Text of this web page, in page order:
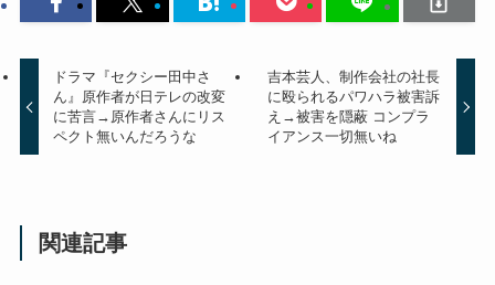
ドラマ『セクシー田中さ
ん』原作者が日テレの改変
に苦言→原作者さんにリス
ペクト無いんだろうな
吉本芸人、制作会社の社長
に殴られるパワハラ被害訴
え→被害を隠蔽 コンプラ
イアンス一切無いね
関連記事